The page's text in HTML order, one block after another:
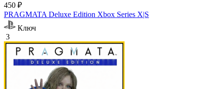
450 ₽
PRAGMATA Deluxe Edition Xbox Series X|S
Ключ
3